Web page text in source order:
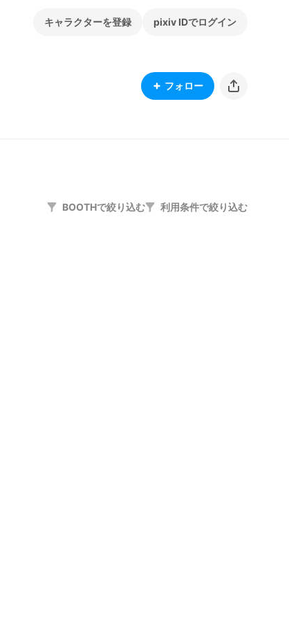
キャラクターを登録 pixiv IDでログイン
フォロー
BOOTHで絞り込む 利用条件で絞り込む